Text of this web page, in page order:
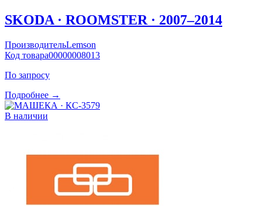
SKODA · ROOMSTER · 2007–2014
ПроизводительLemson
Код товара00000008013
По запросу
Подробнее →
В наличии